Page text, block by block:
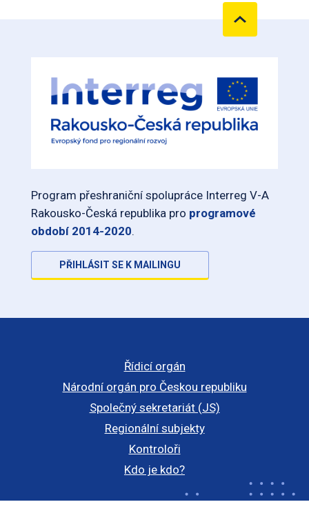
Program přeshraniční spolupráce Interreg V-A
Rakousko-Česká republika pro programové
období 2014-2020.
PŘIHLÁSIT SE K MAILINGU
Řídicí orgán
Národní orgán pro Českou republiku
Společný sekretariát (JS)
Regionální subjekty
Kontroloři
Kdo je kdo?